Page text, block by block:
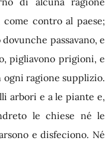
contro al paese;
passavano, e
pigliavono prigioni, e
ragione supplizio.
arbori e a le piante e,
le chiese né le
e disfeciono. Né